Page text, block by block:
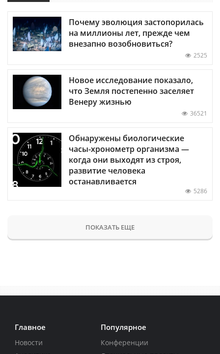
Почему эволюция застопорилась
на миллионы лет, прежде чем
внезапно возобновиться?
2525
Новое исследование показало,
что Земля постепенно заселяет
Венеру жизнью
36521
Обнаружены биологические
часы-хронометр организма —
когда они выходят из строя,
развитие человека
останавливается
5286
ПОКАЗАТЬ ЕЩЕ
Главное
Новости
Популярное
Конференции